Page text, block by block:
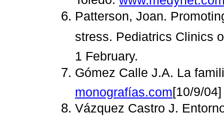
Patterson, Joan.
stress. Pediatrics Clinics
1 February.
Gómez Calle J.A. La
monografías.com[10/9/04]
Vázquez Castro J.